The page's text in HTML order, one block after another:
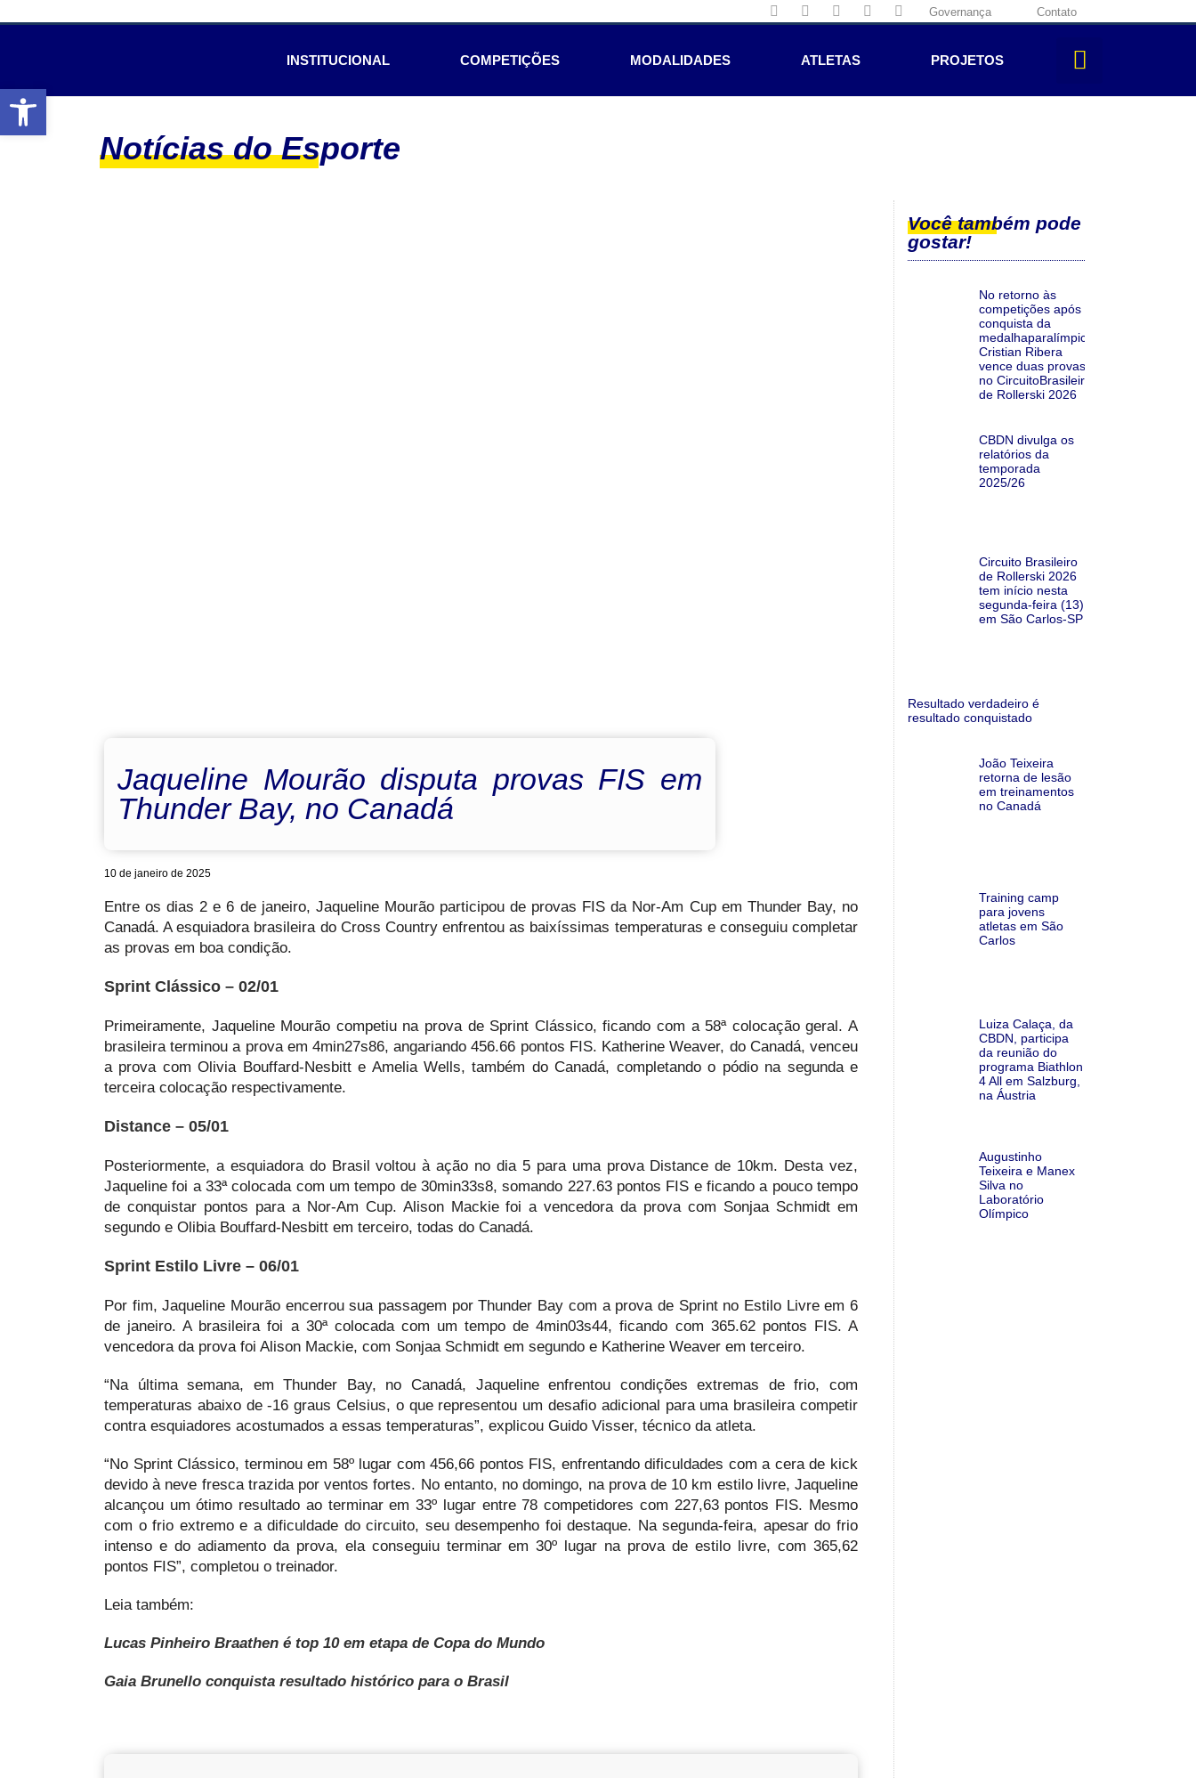
Governança Contato
INSTITUCIONAL COMPETIÇÕES MODALIDADES ATLETAS PROJETOS
Notícias do Esporte
Jaqueline Mourão disputa provas FIS em
Thunder Bay, no Canadá
10 de janeiro de 2025
Entre os dias 2 e 6 de janeiro, Jaqueline Mourão participou de provas FIS da Nor-Am Cup em Thunder Bay, no
Canadá. A esquiadora brasileira do Cross Country enfrentou as baixíssimas temperaturas e conseguiu completar
as provas em boa condição.
Sprint Clássico – 02/01
Primeiramente, Jaqueline Mourão competiu na prova de Sprint Clássico, ficando com a 58ª colocação geral. A
brasileira terminou a prova em 4min27s86, angariando 456.66 pontos FIS. Katherine Weaver, do Canadá, venceu
a prova com Olivia Bouffard-Nesbitt e Amelia Wells, também do Canadá, completando o pódio na segunda e
terceira colocação respectivamente.
Distance – 05/01
Posteriormente, a esquiadora do Brasil voltou à ação no dia 5 para uma prova Distance de 10km. Desta vez,
Jaqueline foi a 33ª colocada com um tempo de 30min33s8, somando 227.63 pontos FIS e ficando a pouco tempo
de conquistar pontos para a Nor-Am Cup. Alison Mackie foi a vencedora da prova com Sonjaa Schmidt em
segundo e Olibia Bouffard-Nesbitt em terceiro, todas do Canadá.
Sprint Estilo Livre – 06/01
Por fim, Jaqueline Mourão encerrou sua passagem por Thunder Bay com a prova de Sprint no Estilo Livre em 6
de janeiro. A brasileira foi a 30ª colocada com um tempo de 4min03s44, ficando com 365.62 pontos FIS. A
vencedora da prova foi Alison Mackie, com Sonjaa Schmidt em segundo e Katherine Weaver em terceiro.
“Na última semana, em Thunder Bay, no Canadá, Jaqueline enfrentou condições extremas de frio, com
temperaturas abaixo de -16 graus Celsius, o que representou um desafio adicional para uma brasileira competir
contra esquiadores acostumados a essas temperaturas”, explicou Guido Visser, técnico da atleta.
“No Sprint Clássico, terminou em 58º lugar com 456,66 pontos FIS, enfrentando dificuldades com a cera de kick
devido à neve fresca trazida por ventos fortes. No entanto, no domingo, na prova de 10 km estilo livre, Jaqueline
alcançou um ótimo resultado ao terminar em 33º lugar entre 78 competidores com 227,63 pontos FIS. Mesmo
com o frio extremo e a dificuldade do circuito, seu desempenho foi destaque. Na segunda-feira, apesar do frio
intenso e do adiamento da prova, ela conseguiu terminar em 30º lugar na prova de estilo livre, com 365,62
pontos FIS”, completou o treinador.
Leia também:
Lucas Pinheiro Braathen é top 10 em etapa de Copa do Mundo
Gaia Brunello conquista resultado histórico para o Brasil
Você também pode
gostar!
No retorno às
competições após a
conquista da
medalhaparalímpica,
Cristian Ribera
vence duas provas
no CircuitoBrasileiro
de Rollerski 2026
CBDN divulga os
relatórios da
temporada
2025/26
Circuito Brasileiro
de Rollerski 2026
tem início nesta
segunda-feira (13)
em São Carlos-SP
Resultado verdadeiro é
resultado conquistado
João Teixeira
retorna de lesão
em treinamentos
no Canadá
Training camp
para jovens
atletas em São
Carlos
Luiza Calaça, da
CBDN, participa
da reunião do
programa Biathlon
4 All em Salzburg,
na Áustria
Augustinho
Teixeira e Manex
Silva no
Laboratório
Olímpico
Abrir a barra de ferramentas